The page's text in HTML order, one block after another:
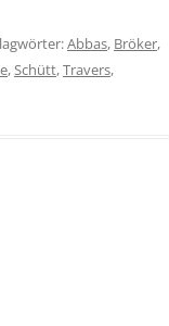
Abbas, Bröker,
,Schütt,Travers,